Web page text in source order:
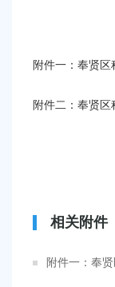
附件一：奉贤
附件二：奉贤
相关附件
附件一：奉